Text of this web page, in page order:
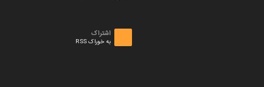
اشتراک
به خوراک RSS